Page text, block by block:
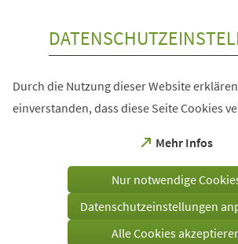
Durch die Nutzung dieser Website
einverstanden, dass diese Seite Cookies
Mehr Infos
(Öffnet
einem
Tab)
Nur notwendige
Datenschutzeinstellungen
Alle Cookies